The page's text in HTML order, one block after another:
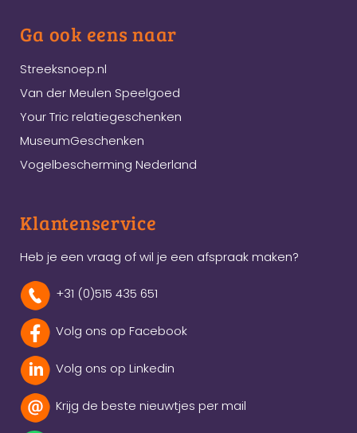
Ga ook eens naar
Streeksnoep.nl
Van der Meulen Speelgoed
Your Tric relatiegeschenken
MuseumGeschenken
Vogelbescherming Nederland
Klantenservice
Heb je een vraag of wil je een afspraak maken?
+31 (0)515 435 651
Volg ons op Facebook
Volg ons op Linkedin
Krijg de beste nieuwtjes per mail